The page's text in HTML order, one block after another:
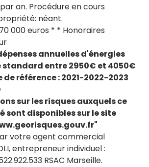
an. Procédure en cours
néant.
000 euros * * Honoraires
annuelles d'énergies
standard entre 2950€ et 4050€
de référence : 2021-2022-2023
sur les risques auxquels ce
sont disponibles sur le site
votre agent commercial
entrepreneur individuel :
RSAC Marseille.